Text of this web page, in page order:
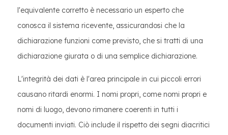
l'equivalente corretto è necessario un esperto che
conosca il sistema ricevente, assicurandosi che la
dichiarazione funzioni come previsto, che si tratti di una
dichiarazione giurata o di una semplice dichiarazione.
L'integrità dei dati è l'area principale in cui piccoli errori
causano ritardi enormi. I nomi propri, come nomi propri e
nomi di luogo, devono rimanere coerenti in tutti i
documenti inviati. Ciò include il rispetto dei segni diacritici